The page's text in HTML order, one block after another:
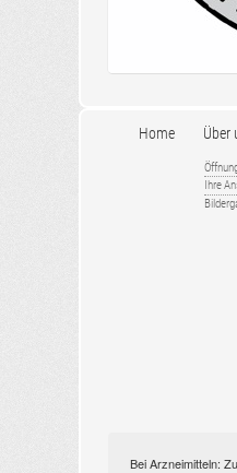
Home Über
Ihre
Bei Arzneimitteln: